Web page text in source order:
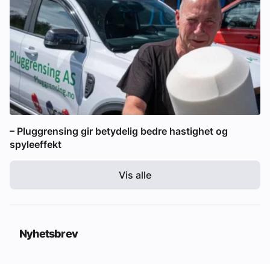
– Pluggrensing gir betydelig bedre hastighet og
spyleeffekt
Vis alle
Nyhetsbrev